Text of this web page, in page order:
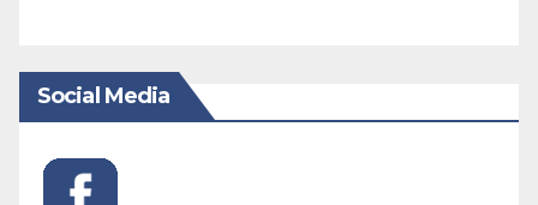
Social Media